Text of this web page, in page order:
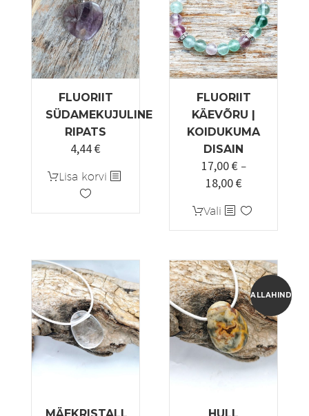
FLUORIIT
SÜDAMEKUJULINE
RIPATS
Algne
oli:
5,55 €.
4,44€Praegune
on:
Lisa korvi
FLUORIIT
KÄEVÕRU |
KOIDUKUMA
DISAIN
17,00€ –
18,00€
kuni
18,00 €
Vali Sellel
tootel
mitu
varianti.
Valikuid
saab
teha
tootelehel.
ALLAHINDLUS!